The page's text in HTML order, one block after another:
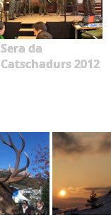
Sera da
Catschadurs 2012